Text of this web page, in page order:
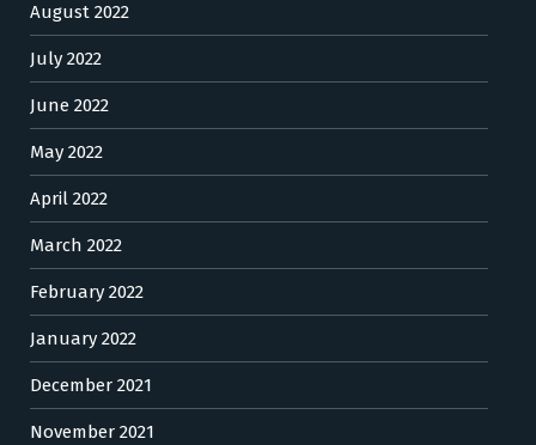
August 2022
July 2022
June 2022
May 2022
April 2022
March 2022
February 2022
January 2022
December 2021
November 2021